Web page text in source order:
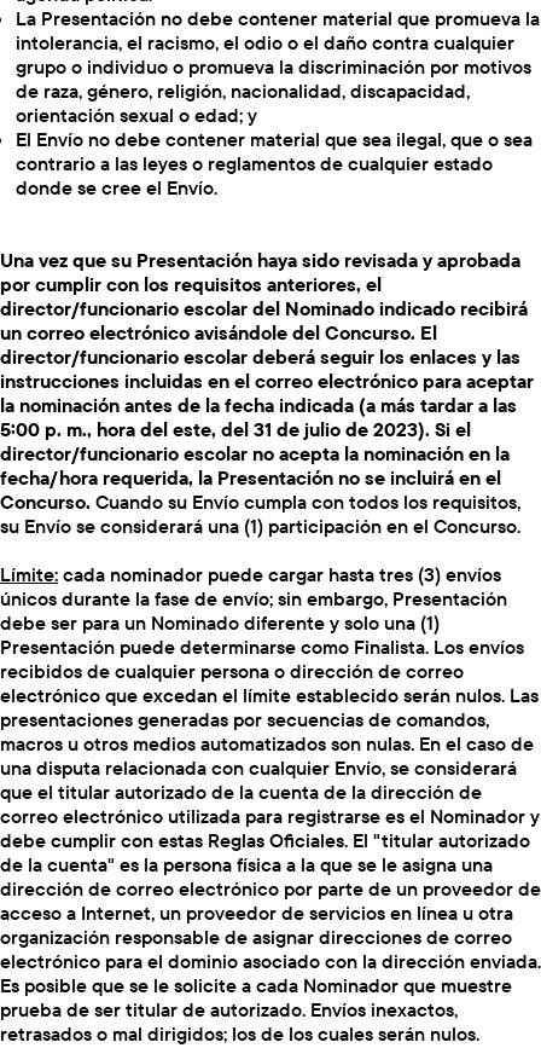
La Presentación no debe contener material que promueva la
intolerancia, el racismo, el odio o el daño contra cualquier
grupo o individuo o promueva la discriminación por motivos
de raza, género, religión, nacionalidad, discapacidad,
orientación sexual o edad; y
El Envío no debe contener material que sea ilegal, que o sea
contrario a las leyes o reglamentos de cualquier estado
donde se cree el Envío.
Una vez que su Presentación haya sido revisada y aprobada
por cumplir con los requisitos anteriores, el
director/funcionario escolar del Nominado indicado recibirá
un correo electrónico avisándole del Concurso. El
director/funcionario escolar deberá seguir los enlaces y las
instrucciones incluidas en el correo electrónico para aceptar
la nominación antes de la fecha indicada (a más tardar a las
5:00 p. m., hora del este, del 31 de julio de 2023). Si el
director/funcionario escolar no acepta la nominación en la
fecha/hora requerida, la Presentación no se incluirá en el
Concurso. Cuando su Envío cumpla con todos los requisitos,
su Envío se considerará una (1) participación en el Concurso.
Límite: cada nominador puede cargar hasta tres (3) envíos
únicos durante la fase de envío; sin embargo, Presentación
debe ser para un Nominado diferente y solo una (1)
Presentación puede determinarse como Finalista. Los envíos
recibidos de cualquier persona o dirección de correo
electrónico que excedan el límite establecido serán nulos. Las
presentaciones generadas por secuencias de comandos,
macros u otros medios automatizados son nulas. En el caso de
una disputa relacionada con cualquier Envío, se considerará
que el titular autorizado de la cuenta de la dirección de
correo electrónico utilizada para registrarse es el Nominador y
debe cumplir con estas Reglas Oficiales. El "titular autorizado
de la cuenta" es la persona física a la que se le asigna una
dirección de correo electrónico por parte de un proveedor de
acceso a Internet, un proveedor de servicios en línea u otra
organización responsable de asignar direcciones de correo
electrónico para el dominio asociado con la dirección enviada.
Es posible que se le solicite a cada Nominador que muestre
prueba de ser titular de autorizado. Envíos inexactos,
retrasados o mal dirigidos; los de los cuales serán nulos.